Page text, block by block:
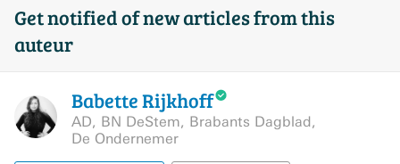
Get notified of new articles from this
auteur
BabetteRijkhoff
AD, BN DeStem, Brabants Dagblad,
De Ondernemer